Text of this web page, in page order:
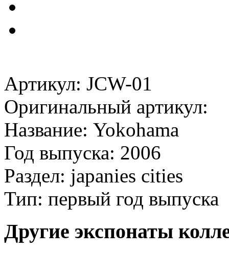
Артикул: JCW-01
Оригинальный артикул:
Название: Yokohama
Год выпуска: 2006
Раздел: japanies cities
Тип: первый год выпуска
Другие экспонаты